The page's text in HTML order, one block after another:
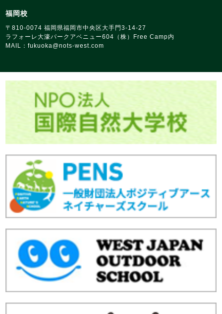
福岡校
〒810‑0074 福岡県福岡市中央区大手門3-14-27
ラフォーレ大濠パークアベニュー604（株）Free Camp内
MAIL：fukuoka@nots‑west.com